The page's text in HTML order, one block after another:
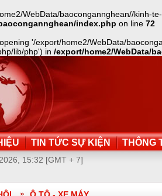
WebData/baocongannghean//kinh-
index.php on line 72
'/export/home2/WebData/
lib/php') in /export/home2/WebData/
TIN TỨC SỰ KIỆN THÔNG
15:32 [GMT + 7]